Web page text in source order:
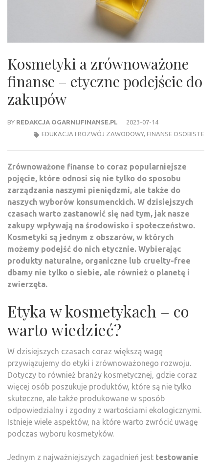
Kosmetyki a zrównoważone
finanse – etyczne podejście do
zakupów
BY REDAKCJA OGARNIJFINANSE.PL
2023-07-14
EDUKACJA I ROZWÓJ ZAWODOWY, FINANSE OSOBISTE
Zrównoważone finanse to coraz popularniejsze
pojęcie, które odnosi się nie tylko do sposobu
zarządzania naszymi pieniędzmi, ale także do
naszych wyborów konsumenckich. W dzisiejszych
czasach warto zastanowić się nad tym, jak nasze
zakupy wpływają na środowisko i społeczeństwo.
Kosmetyki są jednym z obszarów, w których
możemy podejść do nich etycznie. Wybierając
produkty naturalne, organiczne lub cruelty-free
dbamy nie tylko o siebie, ale również o planetę i
zwierzęta.
Etyka w kosmetykach – co
warto wiedzieć?
W dzisiejszych czasach coraz większą wagę
przywiązujemy do etyki i zrównoważonego rozwoju.
Dotyczy to również branży kosmetycznej, gdzie coraz
więcej osób poszukuje produktów, które są nie tylko
skuteczne, ale także produkowane w sposób
odpowiedzialny i zgodny z wartościami ekologicznymi.
Istnieje wiele aspektów, na które warto zwrócić uwagę
podczas wyboru kosmetyków.
Jednym z najważniejszych zagadnień jest testowanie